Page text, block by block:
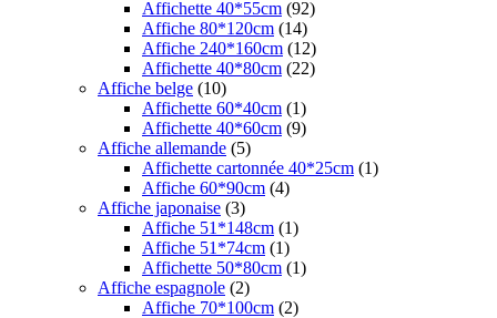
Affichette 40*55cm (92)
Affiche 80*120cm (14)
Affiche 240*160cm (12)
Affichette 40*80cm (22)
Affiche belge (10)
Affichette 60*40cm (1)
Affichette 40*60cm (9)
Affiche allemande (5)
Affichette cartonnée 40*25cm (1)
Affiche 60*90cm (4)
Affiche japonaise (3)
Affiche 51*148cm (1)
Affiche 51*74cm (1)
Affichette 50*80cm (1)
Affiche espagnole (2)
Affiche 70*100cm (2)